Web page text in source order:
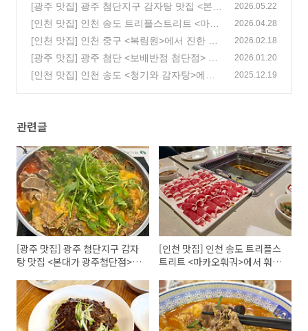
[광주 맛집] 광주 첨단지구 감자탕 맛집 <본대
가 광주첨단점>을 추천합니다!
(1)
2026.05.22
[인천 맛집] 인천 송도 트리플스트리트 <마카
오훠궈>에서 훠궈의 진하고 깊은 맛을 즐겨
보세요!
(0)
2026.04.28
[인천 맛집] 인천 중구 <복림원>에서 진한 중
식의 맛을 즐겨보세요!
(0)
2026.02.18
[광주 맛집] 광주 첨단 <보배반점 첨단점> 소
고기짬뽕 대추천!
(1)
2026.01.20
[인천 맛집] 인천 송도 <청기와 감자탕>에서
2025.12.19
관련글
[광주 맛집] 광주 첨단지구 감자
탕 맛집 <본대가 광주첨단점>을
[인천 맛집] 인천 송도 트리플스
트리트 <마카오훠궈>에서 훠궈
요!